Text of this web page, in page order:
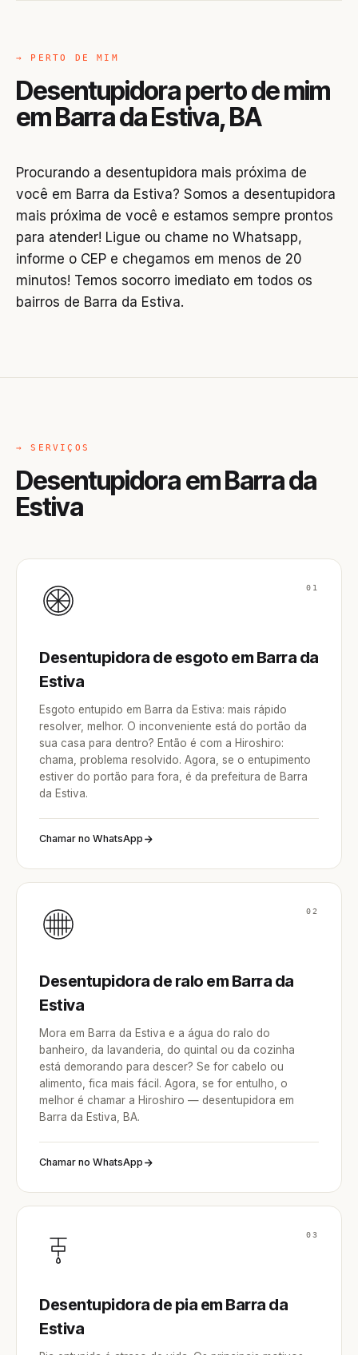
→ PERTO DE MIM
Desentupidora perto de mim
em Barra da Estiva, BA
Procurando a desentupidora mais próxima de
você em Barra da Estiva? Somos a desentupidora
mais próxima de você e estamos sempre prontos
para atender! Ligue ou chame no Whatsapp,
informe o CEP e chegamos em menos de 20
minutos! Temos socorro imediato em todos os
bairros de Barra da Estiva.
→ SERVIÇOS
Desentupidora em Barra da
Estiva
01
Desentupidora de esgoto em Barra da
Estiva
Esgoto entupido em Barra da Estiva: mais rápido
resolver, melhor. O inconveniente está do portão da
sua casa para dentro? Então é com a Hiroshiro:
chama, problema resolvido. Agora, se o entupimento
estiver do portão para fora, é da prefeitura de Barra
da Estiva.
Chamar no WhatsApp
02
Desentupidora de ralo em Barra da
Estiva
Mora em Barra da Estiva e a água do ralo do
banheiro, da lavanderia, do quintal ou da cozinha
está demorando para descer? Se for cabelo ou
alimento, fica mais fácil. Agora, se for entulho, o
melhor é chamar a Hiroshiro — desentupidora em
Barra da Estiva, BA.
Chamar no WhatsApp
03
Desentupidora de pia em Barra da
Estiva